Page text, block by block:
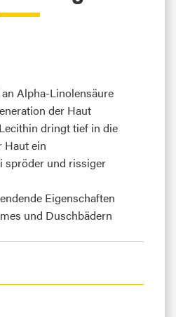
Alpha-Linolensäure
der Haut
dringt tief in die
Haut ein
spröder und rissiger
Eigenschaften
und Duschbädern